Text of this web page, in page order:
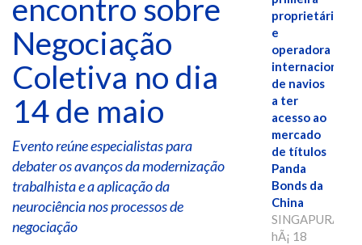
encontro sobre
Negociação
Coletiva no dia
14 de maio
Evento reúne especialistas para
debater os avanços da modernização
trabalhista e a aplicação da
neurociência nos processos de
negociação
proprietária
e
operadora
internacional
de navios
a ter
acesso ao
mercado
de títulos
Panda
Bonds da
China
SINGAPURA,
hÃ¡ 18